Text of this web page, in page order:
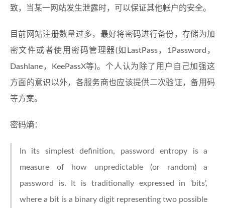
致，当某一网站发生泄露时，可以保证其他帐户的安全。
目前网站注册数量过多，最好将密码进行备份，存储为加
密文件或者使用密码管理器(如LastPass，1Password，
Dashlane，KeePassX等)。个人认为除了用户自己加强这
方面的意识以外，各服务商也应该提供二次验证，备用码
等方案。
密码熵：
In its simplest definition, password entropy is a
measure of how unpredictable (or random) a
password is. It is traditionally expressed in ‘bits’,
where a bit is a binary digit representing two possible